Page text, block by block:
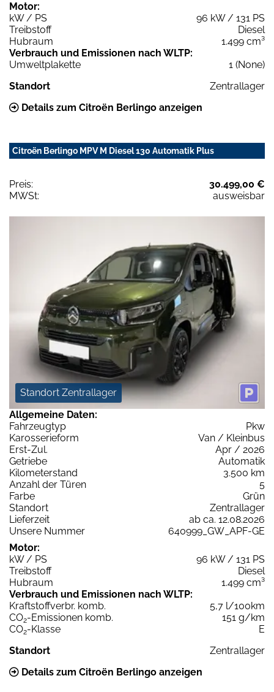
Motor:
kW / PS
96 kW / 131 PS
Treibstoff
Diesel
Hubraum
1.499 cm³
Verbrauch und Emissionen nach WLTP:
Umweltplakette
1 (None)
Standort
Zentrallager
Details zum Citroën Berlingo anzeigen
Citroën Berlingo MPV M Diesel 130 Automatik Plus
Preis:
30.499,00 €
MWSt:
ausweisbar
Standort Zentrallager
Allgemeine Daten:
Fahrzeugtyp
Pkw
Karosserieform
Van / Kleinbus
Erst-Zul.
Apr / 2026
Getriebe
Automatik
Kilometerstand
3.500 km
Anzahl der Türen
5
Farbe
Grün
Standort
Zentrallager
Lieferzeit
ab ca. 12.08.2026
Unsere Nummer
640999_GW_APF-GE
Motor:
kW / PS
96 kW / 131 PS
Treibstoff
Diesel
Hubraum
1.499 cm³
Verbrauch und Emissionen nach WLTP:
Kraftstoffverbr. komb.
5,7 l/100km
CO2-Emissionen komb.
151 g/km
CO2-Klasse
E
Standort
Zentrallager
Details zum Citroën Berlingo anzeigen